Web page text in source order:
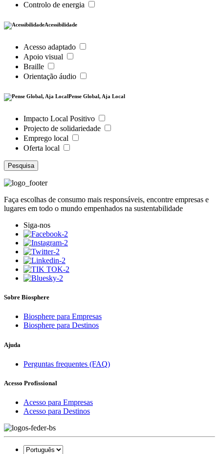
Controlo de energia
Acessibilidade
Acesso adaptado
Apoio visual
Braille
Orientação áudio
Pense Global, Aja Local
Impacto Local Positivo
Projecto de solidariedade
Emprego local
Oferta local
Pesquisa
Faça escolhas de consumo mais responsáveis, encontre empresas e
lugares em todo o mundo empenhados na sustentabilidade
Siga-nos
Sobre Biosphere
Biosphere para Empresas
Biosphere para Destinos
Ajuda
Perguntas frequentes (FAQ)
Acesso Profissional
Acesso para Empresas
Acesso para Destinos